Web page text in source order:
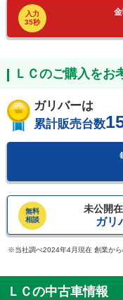
入力
35秒
ＬＣのご購入をお
ガリバーは
累計販売台数
無料
相談
未公開
ガリ
当社調べ2024年4月現在 創業か
ＬＣの中古車情報